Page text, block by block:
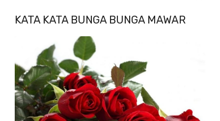
KATA KATA BUNGA BUNGA MAWAR